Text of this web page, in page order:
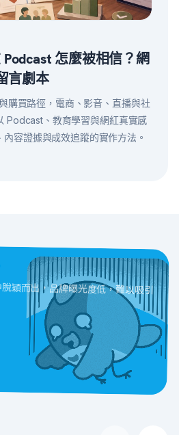
怎麼被相信？網
言劇本
購買路徑，電商、影音、直播與社
Podcast、教育學習與網紅真實感
容證據與成效追蹤的實作方法。
穎而出，品牌曝光度低，難以吸引